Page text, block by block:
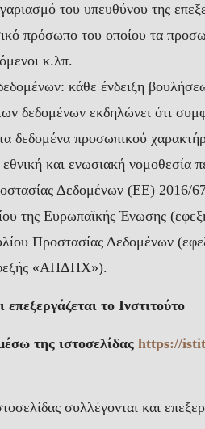
του υπευθύνου της
πρόσωπο του οποίου τα
κ.λπ.
κάθε ένδειξη
δεδομένων εκδηλώνει ότι
δεδομένα προσωπικού
και ενωσιακή νομοθεσία
Δεδομένων (ΕΕ)
της Ευρωπαϊκής Ένωσης
Προστασίας Δεδομένων
«ΑΠΔΠΧ»).
το Ινστιτούτο
της ιστοσελίδαςhttps://
συλλέγονται και